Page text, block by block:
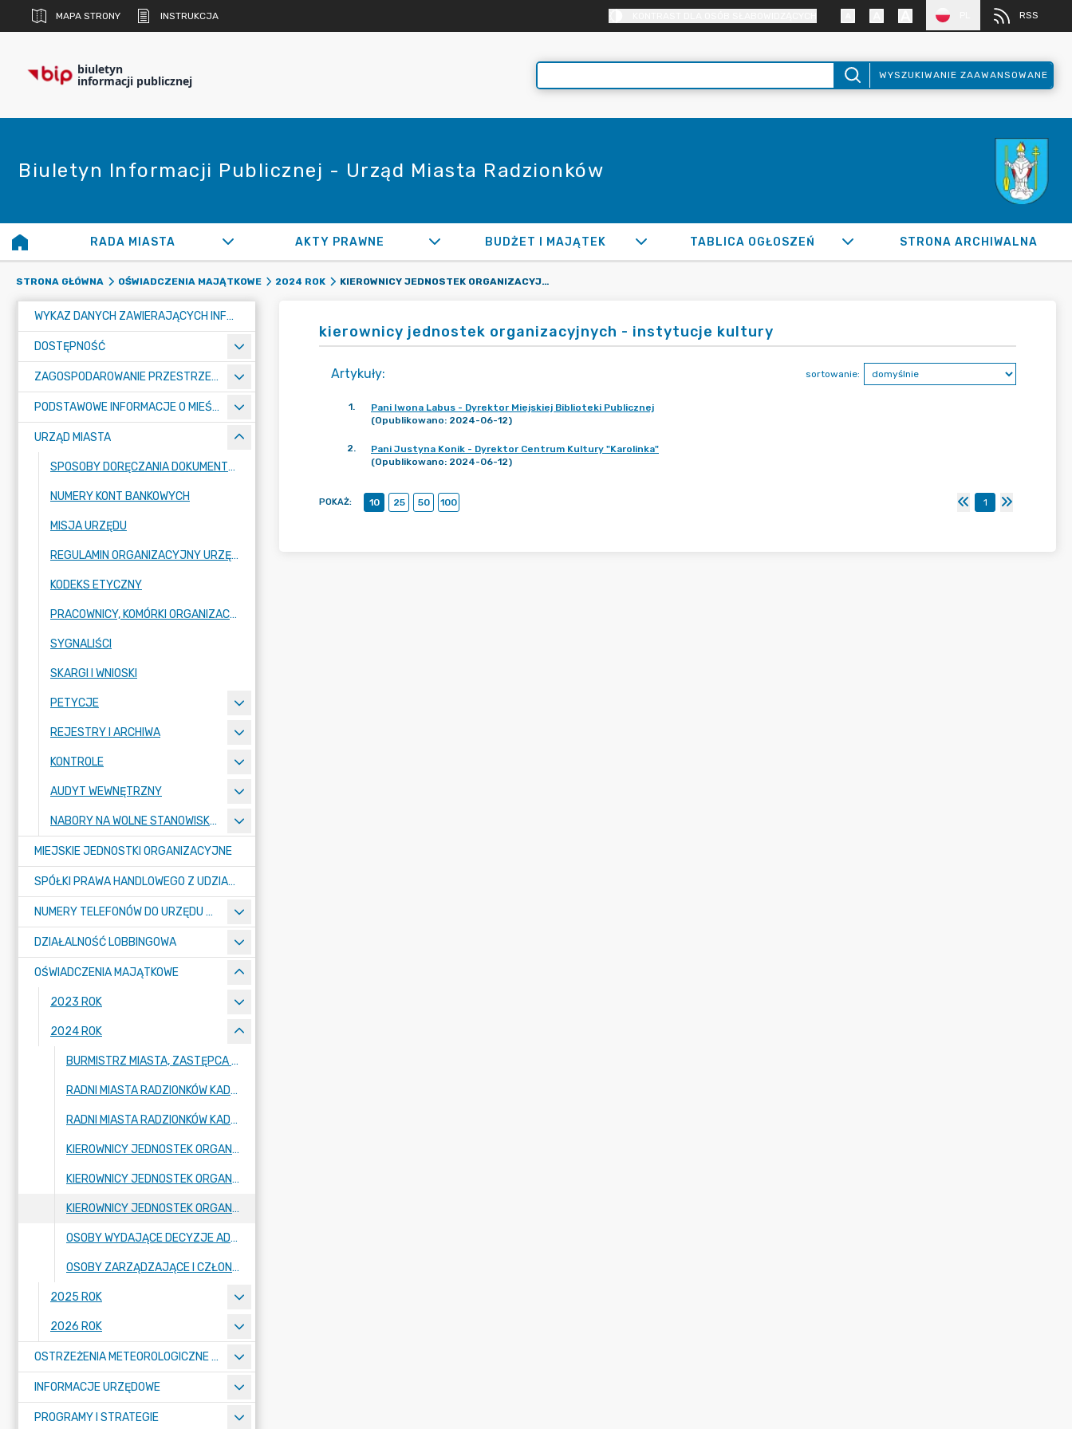
MAPA STRONY INSTRUKCJA RSS
biuletyn
informacji publicznej WYSZUKIWANIE ZAAWANSOWANE
Biuletyn Informacji Publicznej - Urząd Miasta Radzionków
RADA MIASTA AKTY PRAWNE BUDŻET I MAJĄTEK TABLICA OGŁOSZEŃ STRONA ARCHIWALNA
STRONA GŁÓWNA OŚWIADCZENIA MAJĄTKOWE 2024 ROK KIEROWNICY JEDNOSTEK ORGANIZACYJNYCH - INSTYTUCJE KULTURY
WYKAZ DANYCH ZAWIERAJĄCYCH INFORMACJE O ŚRODOWISKU I JEGO OCHRONIE
DOSTĘPNOŚĆ
ZAGOSPODAROWANIE PRZESTRZENNE
PODSTAWOWE INFORMACJE O MIEŚCIE
URZĄD MIASTA
SPOSOBY DORĘCZANIA DOKUMENTÓW DO URZĘDU MIASTA RADZIONKÓW
NUMERY KONT BANKOWYCH
MISJA URZĘDU
REGULAMIN ORGANIZACYJNY URZĘDU
KODEKS ETYCZNY
PRACOWNICY, KOMÓRKI ORGANIZACYJNE URZĘDU
SYGNALIŚCI
SKARGI I WNIOSKI
PETYCJE
REJESTRY I ARCHIWA
KONTROLE
AUDYT WEWNĘTRZNY
NABORY NA WOLNE STANOWISKA PRACY
MIEJSKIE JEDNOSTKI ORGANIZACYJNE
SPÓŁKI PRAWA HANDLOWEGO Z UDZIAŁEM GMINY
NUMERY TELEFONÓW DO URZĘDU MIASTA, MIEJSKICH JEDNOSTEK ORGANIZACYJNYCH ORAZ SPÓŁEK PRAWA HANDLOWEGO Z UDZIAŁEM GMINY
DZIAŁALNOŚĆ LOBBINGOWA
OŚWIADCZENIA MAJĄTKOWE
2023 ROK
2024 ROK
BURMISTRZ MIASTA, ZASTĘPCA BURMISTRZA MIASTA, SEKRETARZ MIASTA, SKARBNIK MIASTA
RADNI MIASTA RADZIONKÓW KADENCJA 2018-2023 (KADENCJA PRZEDŁUŻONA DO 30.04.2024 ROKU)
RADNI MIASTA RADZIONKÓW KADENCJA 2024-2029
KIEROWNICY JEDNOSTEK ORGANIZACYJNYCH - SZKOŁY, PRZEDSZKOLA
KIEROWNICY JEDNOSTEK ORGANIZACYJNYCH GMINY - JEDNOSTKI BUDŻETOWE
KIEROWNICY JEDNOSTEK ORGANIZACYJNYCH - INSTYTUCJE KULTURY
OSOBY WYDAJĄCE DECYZJE ADMINISTRACYJNE W IMIENIU BURMISTRZA MIASTA
OSOBY ZARZĄDZAJĄCE I CZŁONKOWIE ORGANÓW ZARZĄDZAJĄCYCH GMINNYMI OSOBAMI PRAWNYMI
2025 ROK
2026 ROK
OSTRZEŻENIA METEOROLOGICZNE O ZŁYM STANIE POWIETRZA I INNE
INFORMACJE URZĘDOWE
PROGRAMY I STRATEGIE
kierownicy jednostek organizacyjnych - instytucje kultury
Artykuły: sortowanie:
1.
Pani Iwona Labus - Dyrektor Miejskiej Biblioteki Publicznej
(Opublikowano: 2024-06-12)
2.
Pani Justyna Konik - Dyrektor Centrum Kultury "Karolinka"
(Opublikowano: 2024-06-12)
POKAŻ: 10 25 50 100 1